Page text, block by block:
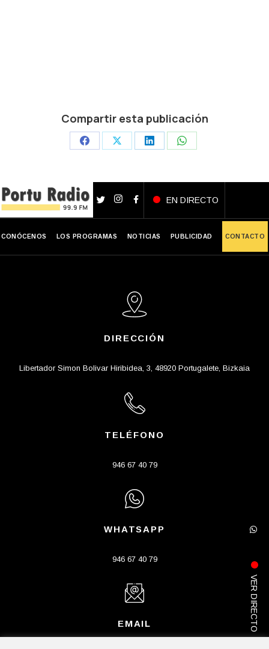
Compartir esta publicación
Share
Facebook
Share
X
Share
LinkedIn
Share
WhatsApp
EN DIRECTO
CONÓCENOS LOS PROGRAMAS NOTICIAS PUBLICIDAD CONTACTO
DIRECCIÓN
Libertador Simon Bolivar Hiribidea, 3, 48920 Portugalete, Bizkaia
TELÉFONO
946 67 40 79
WHATSAPP
946 67 40 79
EMAIL VER DIRECTO